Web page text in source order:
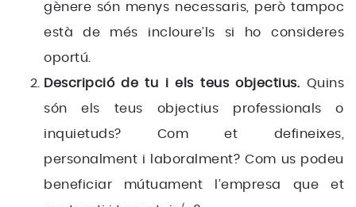
gènere són menys necessaris, però tampoc
està de més incloure’ls si ho consideres
oportú.
Descripció de tu i els teus objectius. Quins
són els teus objectius professionals o
inquietuds? Com et defineixes,
personalment i laboralment? Com us podeu
beneficiar mútuament l’empresa que et